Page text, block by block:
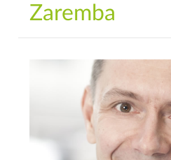
Zaremba